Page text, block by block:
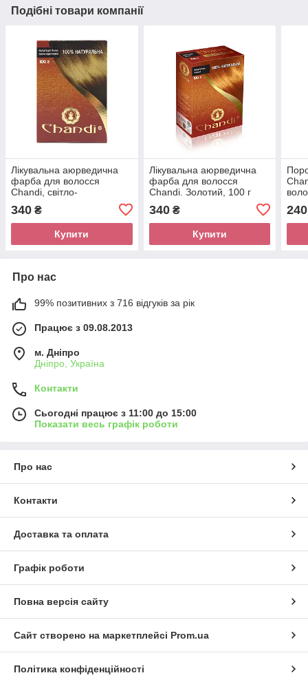
Подібні товари компанії
Лікувальна аюрведична
фарба для волосся
Chandi, світло-
340 ₴
Купити
Лікувальна аюрведична
фарба для волосся
Chandi. Золотий, 100 г
340₴
Купити
240
Про нас
99% позитивних з 716 відгуків за рік
Працює з 09.08.2013
м. Дніпро
Дніпро, Україна
Контакти
Сьогодні працює з 11:00 до 15:00
Показати весь графік роботи
Про нас
Контакти
Доставка та оплата
Графік роботи
Повна версія сайту
Сайт створено на маркетплейсі Prom.ua
Політика конфіденційності